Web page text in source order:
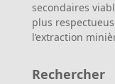
secondaires
plus
l’extraction
Rechercher